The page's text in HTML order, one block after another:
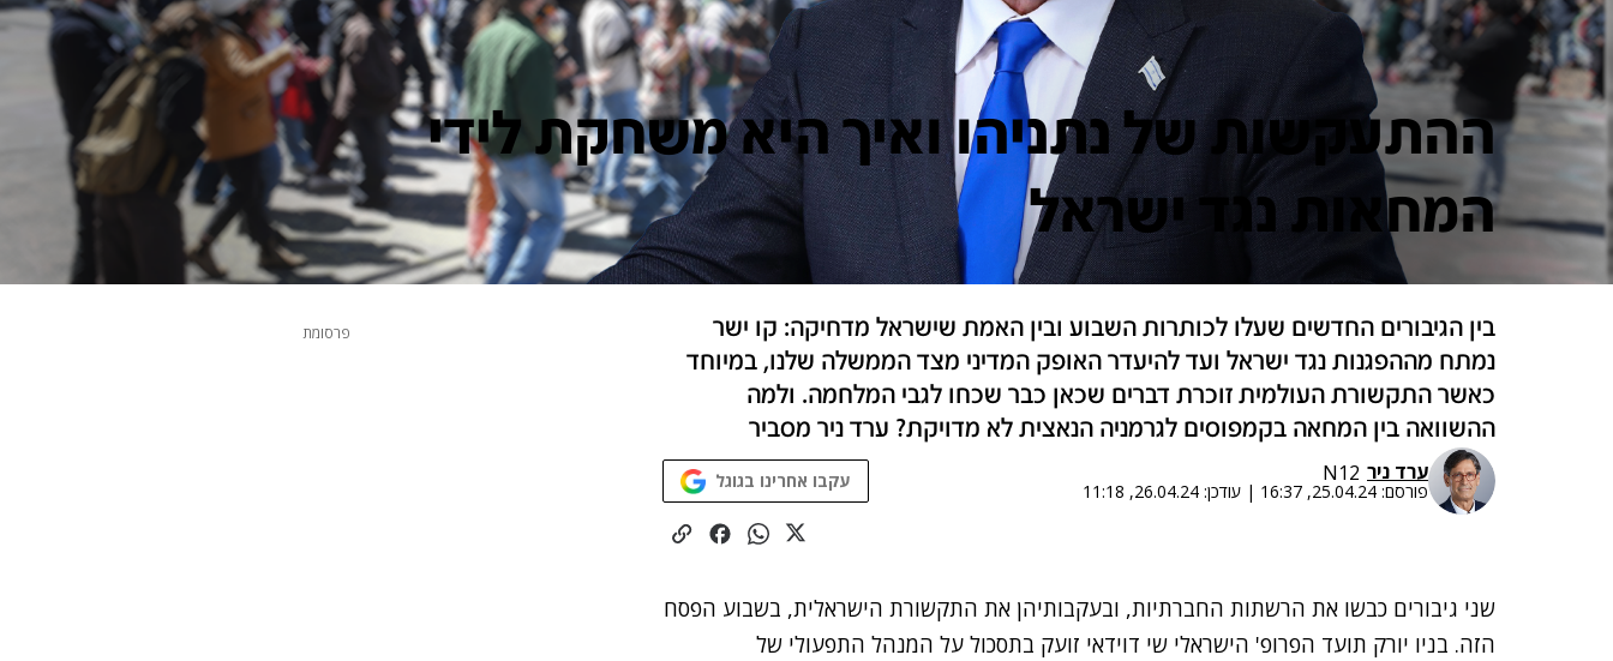
ההתעקשות של נתניהו ואיך היא משחקת לידי
המחאות נגד ישראל
בין הגיבורים החדשים שעלו לכותרות השבוע ובין האמת שישראל מדחיקה: קו ישר
נמתח מההפגנות נגד ישראל ועד להיעדר האופק המדיני מצד הממשלה שלנו, במיוחד
כאשר התקשורת העולמית זוכרת דברים שכאן כבר שכחו לגבי המלחמה. ולמה
ההשוואה בין המחאה בקמפוסים לגרמניה הנאצית לא מדויקת? ערד ניר מסביר
ערד ניר N12
פורסם: 25.04.24, 16:37
| עודכן: 26.04.24, 11:18 עקבו אחרינו בגוגל
שני גיבורים כבשו את הרשתות החברתיות, ובעקבותיהן את התקשורת הישראלית, בשבוע הפסח
הזה. בניו יורק תועד הפרופ' הישראלי שי דוידאי זועק בתסכול על המנהל התפעולי של
פרסומת